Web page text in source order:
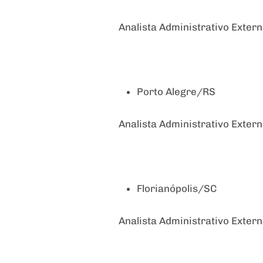
Analista Administrativo
Porto Alegre/RS
Analista Administrativo
Florianópolis/SC
Analista Administrativo